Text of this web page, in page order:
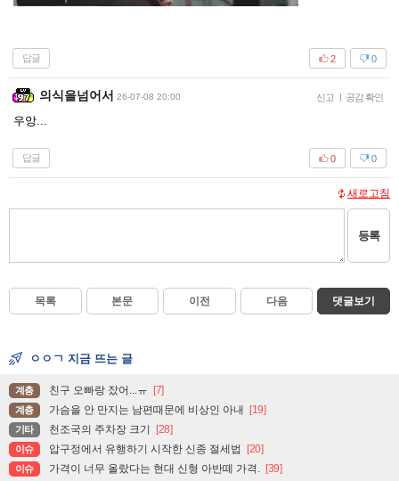
답글 0
2
의식을넘어서 26-07-08 20:00 신고 | 공감 확인
우앙...
답글 0
0
새로고침
등록
목록 본문 이전 다음 댓글보기
ㅇㅇㄱ 지금 뜨는 글
계층 친구 오빠랑 잤어...ㅠ [7]
계층 가슴을 안 만지는 남편때문에 비상인 아내 [19]
기타 천조국의 주차장 크기 [28]
이슈 압구정에서 유행하기 시작한 신종 절세법 [20]
이슈 가격이 너무 올랐다는 현대 신형 아반떼 가격. [39]